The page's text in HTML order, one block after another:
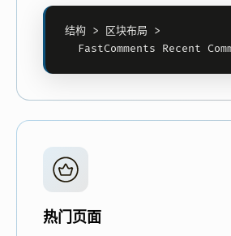
结构 > 区块布局 >
FastComments Recent
热门页面